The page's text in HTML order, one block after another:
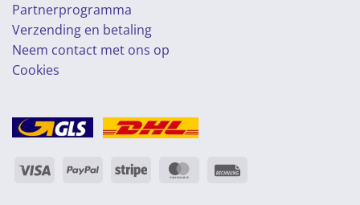
Partnerprogramma
Verzending en betaling
Neem contact met ons op
Cookies